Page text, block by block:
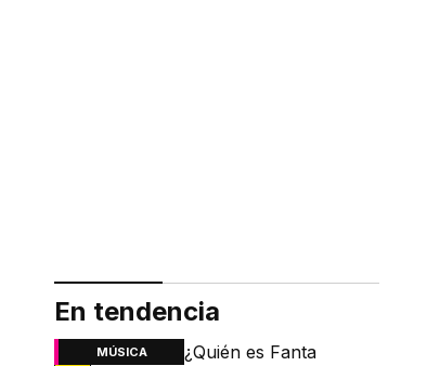
En tendencia
MÚSICA
¿Quién es Fanta